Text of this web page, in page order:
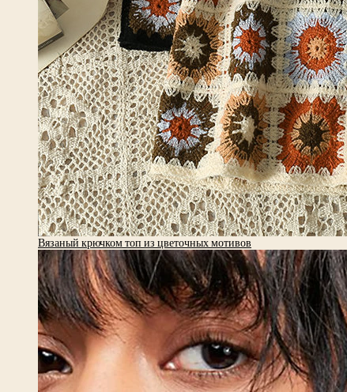
Вязаный крючком топ из цветочных мотивов